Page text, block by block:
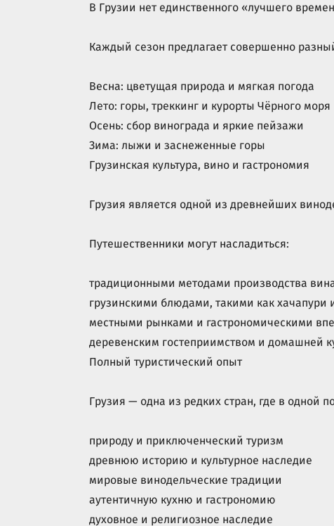
В Грузии нет единственного «лучшего
Каждый сезон предлагает совершенно
Весна: цветущая природа и мягкая погода
Лето: горы, треккинг и курорты Чёрного моря
Осень: сбор винограда и яркие пейзажи
Зима: лыжи и заснеженные горы
Грузинская культура, вино и гастрономия
Грузия является одной из древнейших
Путешественники могут насладиться:
традиционными методами производства
грузинскими блюдами, такими как хачапури
местными рынками и гастрономическими
деревенским гостеприимством и домашней
Полный туристический опыт
Грузия — одна из редких стран, где в одной
природу и приключенческий туризм
древнюю историю и культурное наследие
мировые винодельческие традиции
аутентичную кухню и гастрономию
духовное и религиозное наследие